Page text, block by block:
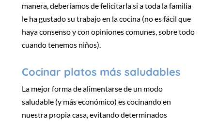
manera, deberíamos de felicitarla si a toda la familia
le ha gustado su trabajo en la cocina (no es fácil que
haya consenso y con opiniones comunes, sobre todo
cuando tenemos niños).
Cocinar platos más saludables
La mejor forma de alimentarse de un modo
saludable (y más económico) es cocinando en
nuestra propia casa, evitando determinados